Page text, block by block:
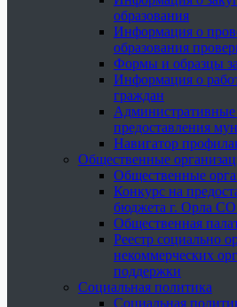
образования
Информация о
образования
Формы и образцы
Информация о
граждан
Административные
предоставления
Навигатор
Общественные
Общественные
Конкурс на
бюджета г. Орла
Общественная
Реестр социально
некоммерческих
поддержки
Социальная политика
Социальная